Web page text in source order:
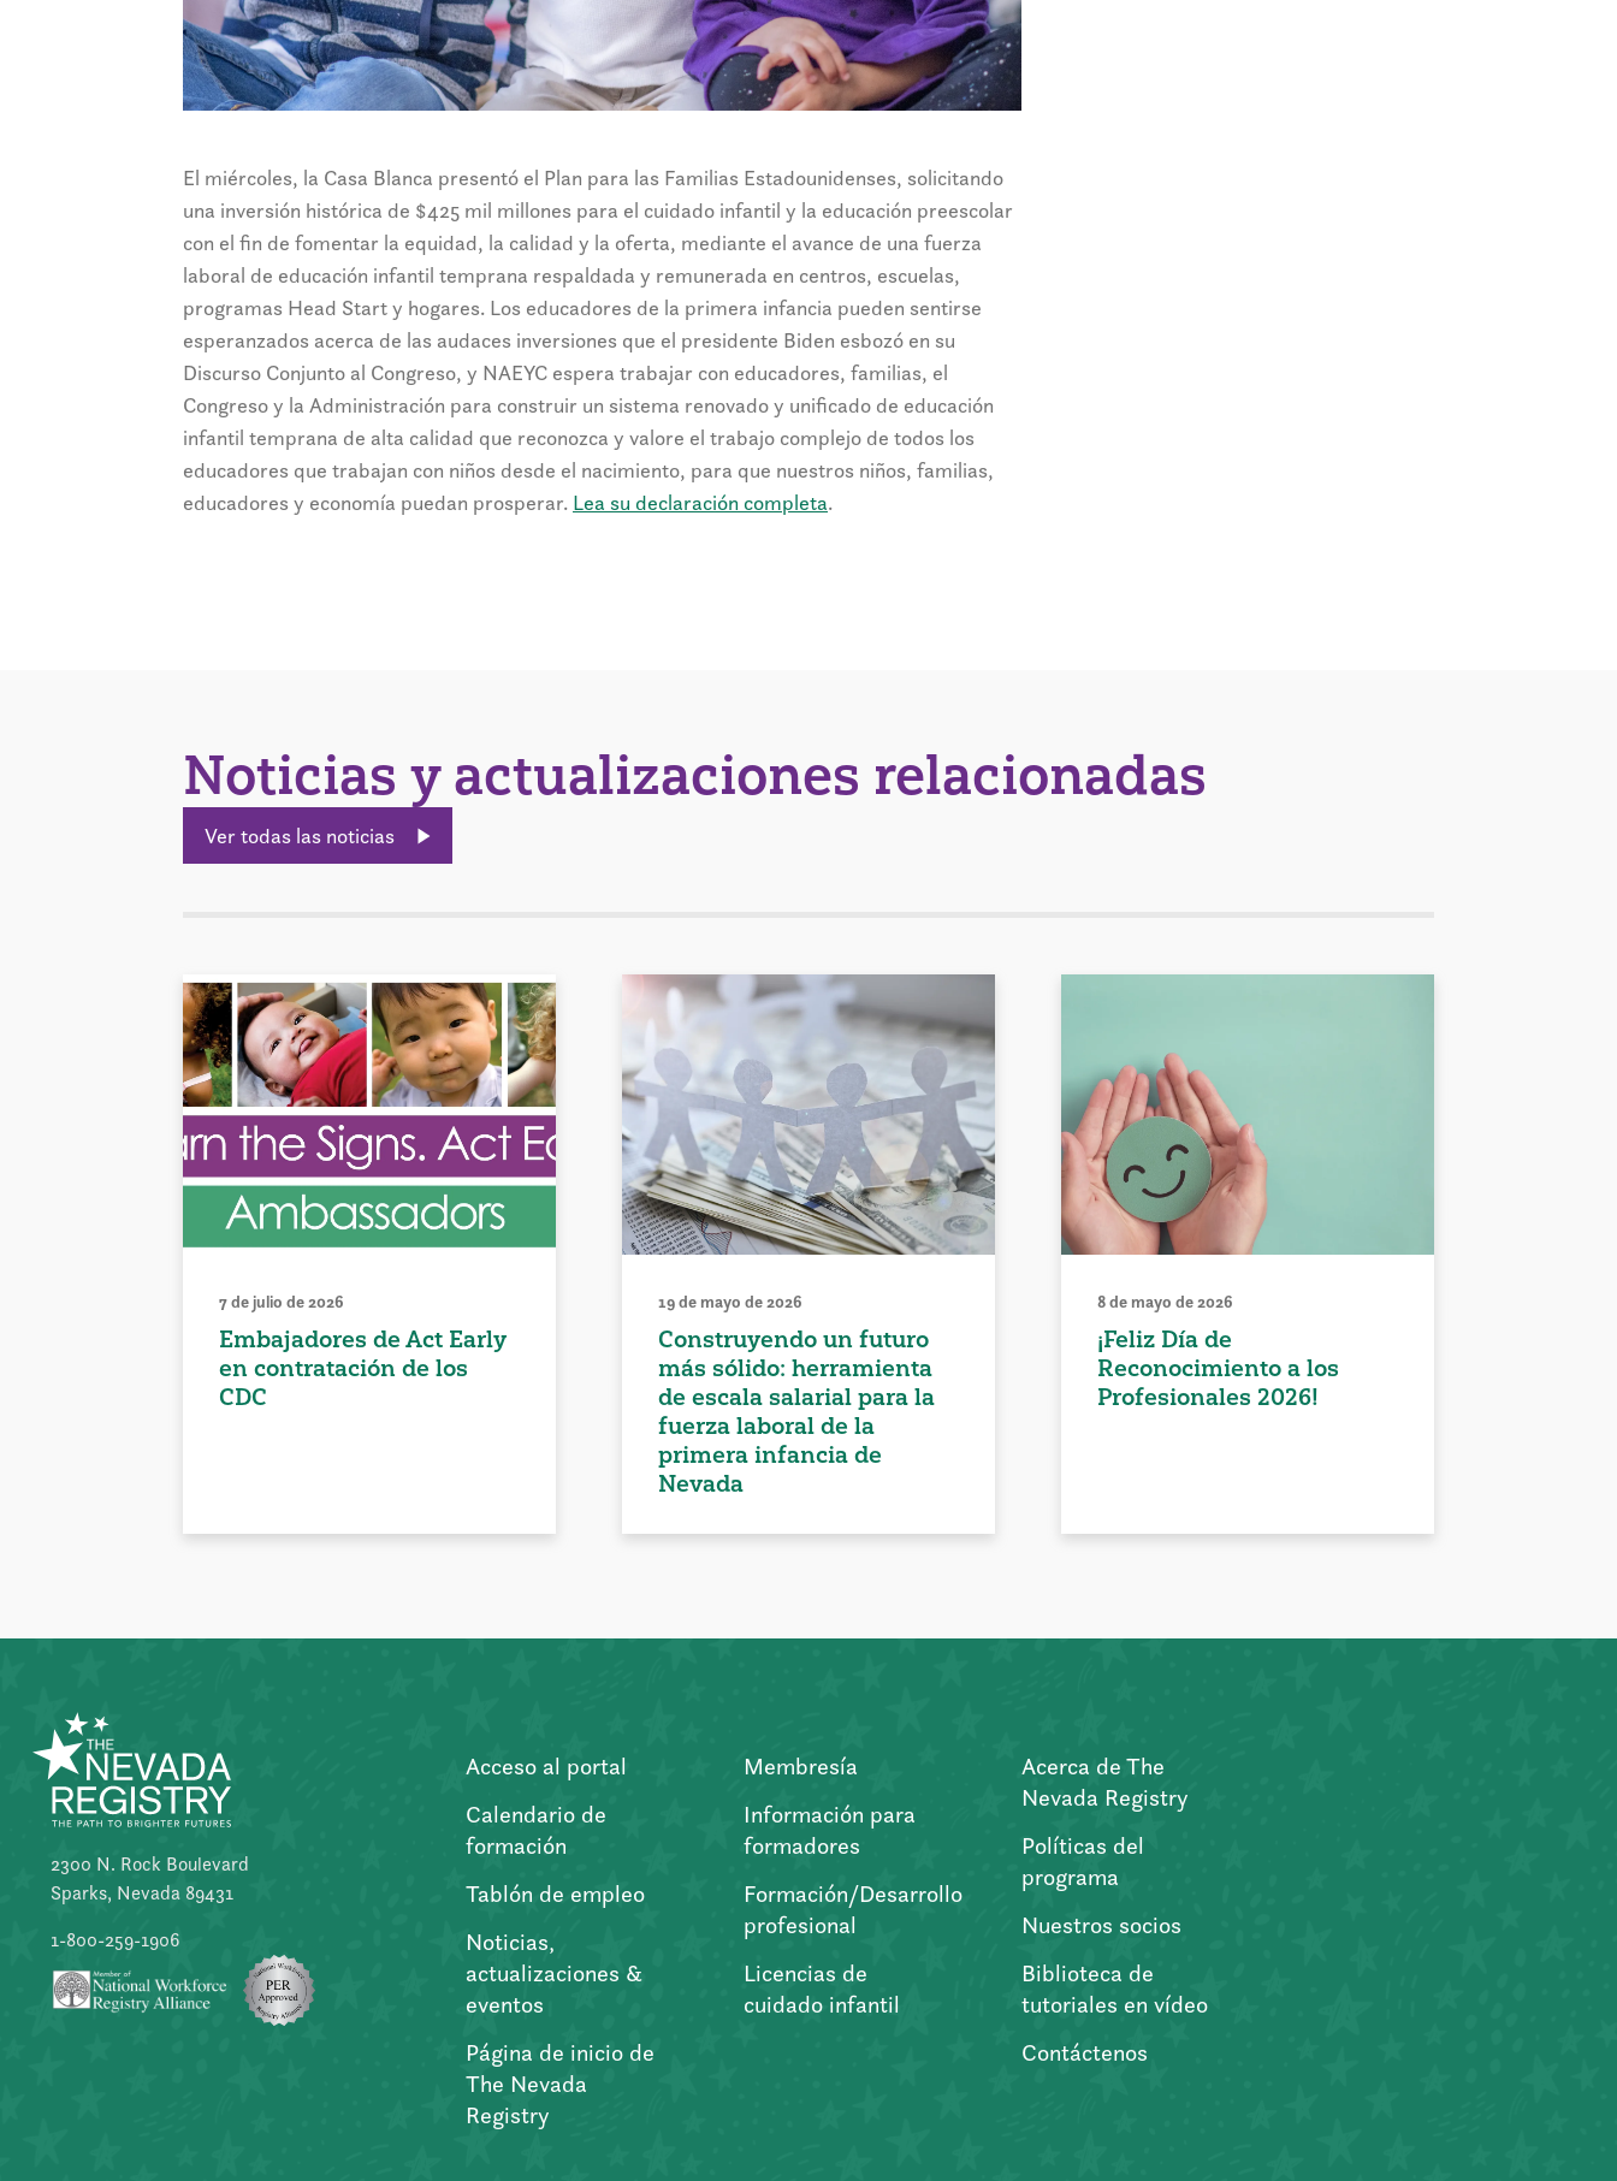
El miércoles, la Casa Blanca presentó el Plan para las Familias Estadounidenses, solicitando
una inversión histórica de $425 mil millones para el cuidado infantil y la educación preescolar
con el fin de fomentar la equidad, la calidad y la oferta, mediante el avance de una fuerza
laboral de educación infantil temprana respaldada y remunerada en centros, escuelas,
programas Head Start y hogares. Los educadores de la primera infancia pueden sentirse
esperanzados acerca de las audaces inversiones que el presidente Biden esbozó en su
Discurso Conjunto al Congreso, y NAEYC espera trabajar con educadores, familias, el
Congreso y la Administración para construir un sistema renovado y unificado de educación
infantil temprana de alta calidad que reconozca y valore el trabajo complejo de todos los
educadores que trabajan con niños desde el nacimiento, para que nuestros niños, familias,
educadores y economía puedan prosperar. Lea su declaración completa.
Noticias y actualizaciones relacionadas
Ver todas las noticias
7 de julio de 2026
Embajadores de Act Early
en contratación de los
CDC
19 de mayo de 2026
Construyendo un futuro
más sólido: herramienta
de escala salarial para la
fuerza laboral de la
primera infancia de
Nevada
8 de mayo de 2026
¡Feliz Día de
Reconocimiento a los
Profesionales 2026!
2300 N. Rock Boulevard
Sparks, Nevada 89431
1-800-259-1906
Acceso al portal
Calendario de
formación
Tablón de empleo
Noticias,
actualizaciones &
eventos
Página de inicio de
The Nevada
Registry
Membresía
Información para
formadores
Formación/Desarrollo
profesional
Licencias de
cuidado infantil
Acerca de The
Nevada Registry
Políticas del
programa
Nuestros socios
Biblioteca de
tutoriales en vídeo
Contáctenos